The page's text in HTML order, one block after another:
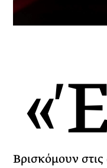
Βρισκόμουν